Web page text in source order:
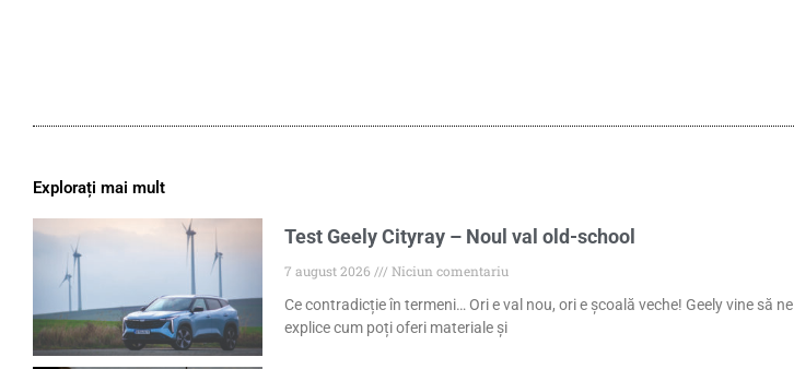
Explorați mai mult
Test Geely Cityray – Noul val old-school
7 august 2026
Niciun comentariu
Ce contradicție în termeni… Ori e val nou, ori e școală veche! Geely vine să ne
explice cum poți oferi materiale și